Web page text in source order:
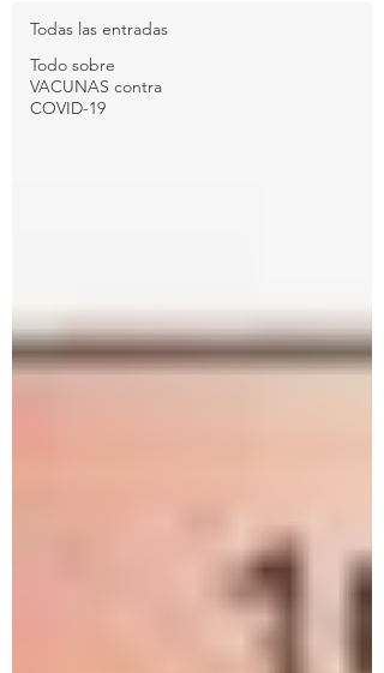
Todas las entradas
Todo sobre
VACUNAS contra
COVID-19